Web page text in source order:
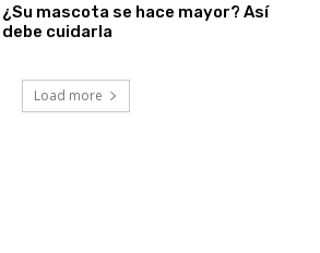
¿Su mascota se hace mayor? Así
debe cuidarla
Load more